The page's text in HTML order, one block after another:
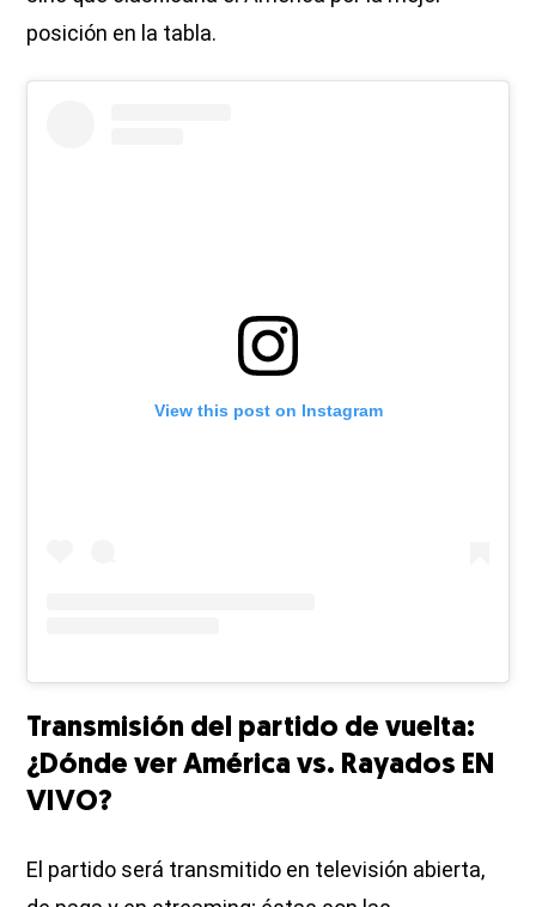
posición en la tabla.
View this post on Instagram
Transmisión del partido de vuelta:
¿Dónde ver América vs. Rayados EN
VIVO?
El partido será transmitido en televisión abierta,